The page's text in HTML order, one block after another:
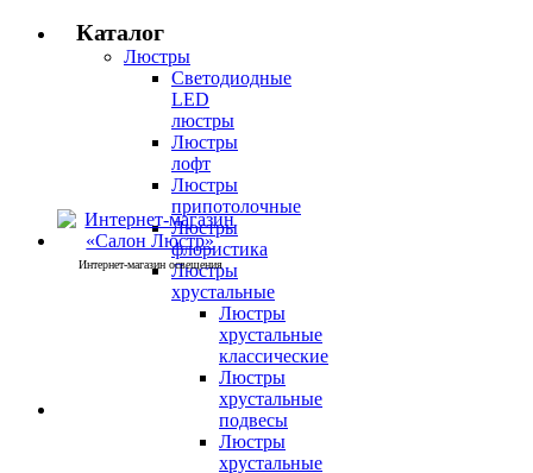
Каталог
Люстры
Светодиодные
LED
люстры
Люстры
лофт
Люстры
припотолочные
Люстры
флористика
Люстры
хрустальные
Люстры
хрустальные
классические
Люстры
хрустальные
подвесы
Люстры
хрустальные
Интернет-магазин освещения